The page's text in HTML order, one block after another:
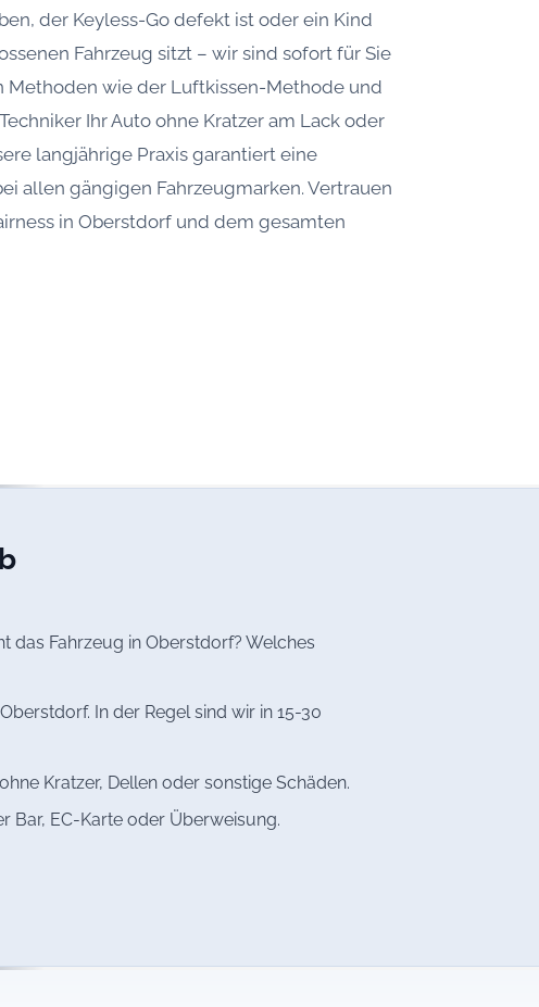
der Keyless-Go defekt ist oder ein Kind
Fahrzeug sitzt – wir sind sofort für Sie
Methoden wie der Luftkissen-Methode und
Ihr Auto ohne Kratzer am Lack oder
langjährige Praxis garantiert eine
allen gängigen Fahrzeugmarken. Vertrauen
in Oberstdorf und dem gesamten
das Fahrzeug in Oberstdorf? Welches
In der Regel sind wir in 15-30
Kratzer, Dellen oder sonstige Schäden.
Bar, EC-Karte oder Überweisung.